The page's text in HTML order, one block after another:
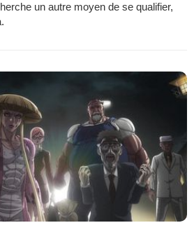
un autre moyen de se qualifier,